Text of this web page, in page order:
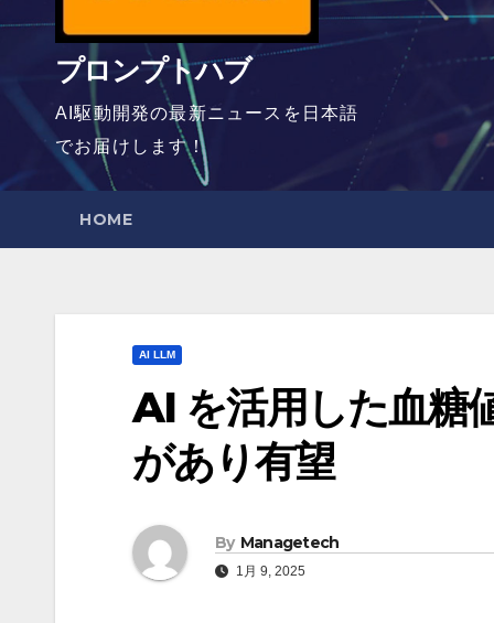
プロンプトハブ
AI駆動開発の最新ニュースを日本語
でお届けします！
HOME
AI LLM
AI を活用した血糖
があり有望
By Managetech
1月 9, 2025